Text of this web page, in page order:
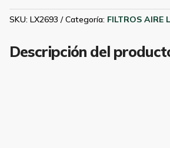
2008
LX2693
cantidad
SKU: LX2693 Categoría: FILTROS AIRE
Descripción del